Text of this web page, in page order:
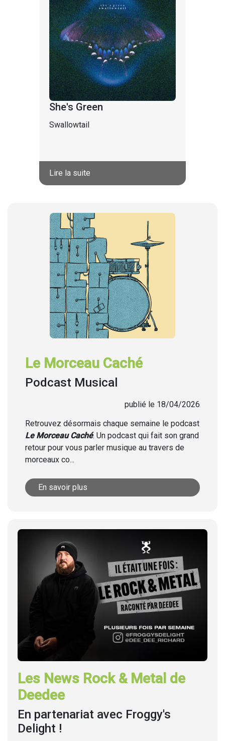
She's Green
Swallowtail
Lire la suite
Le Morceau Caché
Podcast Musical
publié le 18/04/2026
Retrouvez désormais chaque semaine le podcast
Le Morceau Caché. Un podcast qui fait son grand
retour pour vous parler musique au travers de
morceaux co...
En savoir plus
Les News Rock & Metal de
Deedee
En partenariat avec Froggy's
Delight !